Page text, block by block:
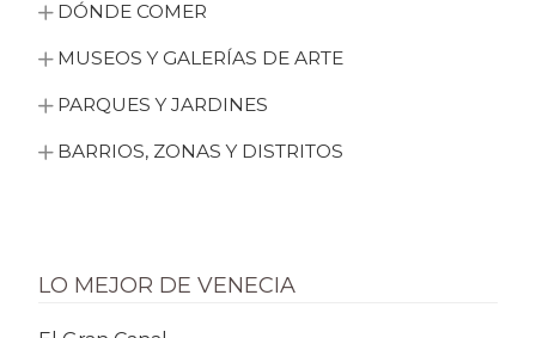
DÓNDE COMER
MUSEOS Y GALERÍAS DE ARTE
PARQUES Y JARDINES
BARRIOS, ZONAS Y DISTRITOS
LO MEJOR DE VENECIA